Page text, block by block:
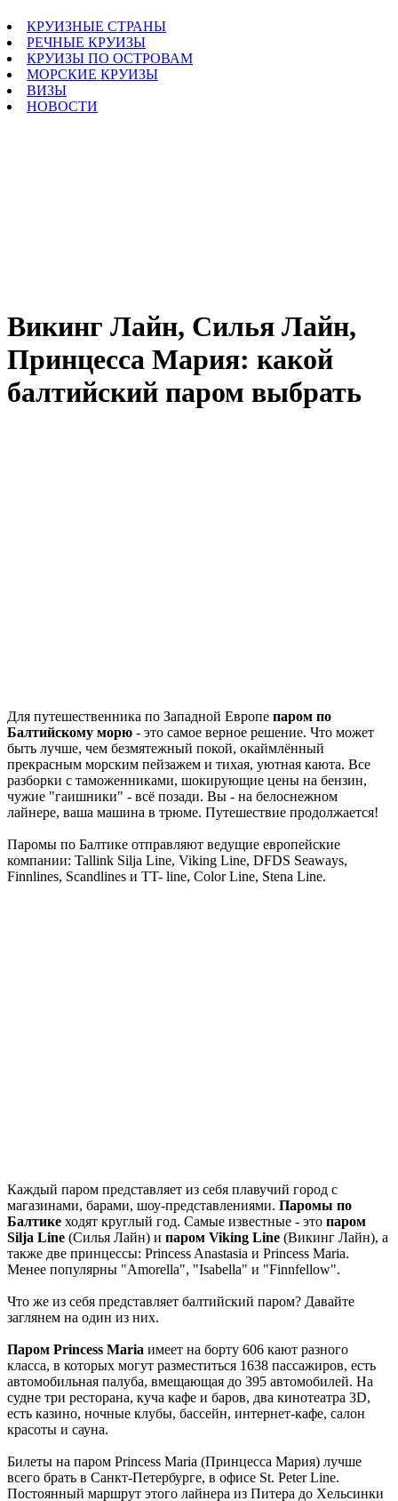
КРУИЗНЫЕ СТРАНЫ
РЕЧНЫЕ КРУИЗЫ
КРУИЗЫ ПО ОСТРОВАМ
МОРСКИЕ КРУИЗЫ
ВИЗЫ
НОВОСТИ
Викинг Лайн, Силья Лайн,
Принцесса Мария: какой
балтийский паром выбрать
Для путешественника по Западной Европе паром по
Балтийскому морю - это самое верное решение. Что может
быть лучше, чем безмятежный покой, окаймлённый
прекрасным морским пейзажем и тихая, уютная каюта. Все
разборки с таможенниками, шокирующие цены на бензин,
чужие "гаишники" - всё позади. Вы - на белоснежном
лайнере, ваша машина в трюме. Путешествие продолжается!
Паромы по Балтике отправляют ведущие европейские
компании: Tallink Silja Line, Viking Line, DFDS Seaways,
Finnlines, Scandlines и TT- line, Color Line, Stena Line.
Каждый паром представляет из себя плавучий город с
магазинами, барами, шоу-представлениями. Паромы по
Балтике ходят круглый год. Самые известные - это паром
Silja Line (Силья Лайн) и паром Viking Line (Викинг Лайн), а
также две принцессы: Princess Anastasia и Princess Maria.
Менее популярны "Amorella", "Isabella" и "Finnfellow".
Что же из себя представляет балтийский паром? Давайте
заглянем на один из них.
Паром Princess Maria имеет на борту 606 кают разного
класса, в которых могут разместиться 1638 пассажиров, есть
автомобильная палуба, вмещающая до 395 автомобилей. На
судне три ресторана, куча кафе и баров, два кинотеатра 3D,
есть казино, ночные клубы, бассейн, интернет-кафе, салон
красоты и сауна.
Билеты на паром Princess Maria (Принцесса Мария) лучше
всего брать в Санкт-Петербурге, в офисе St. Peter Line.
Постоянный маршрут этого лайнера из Питера до Хельсинки